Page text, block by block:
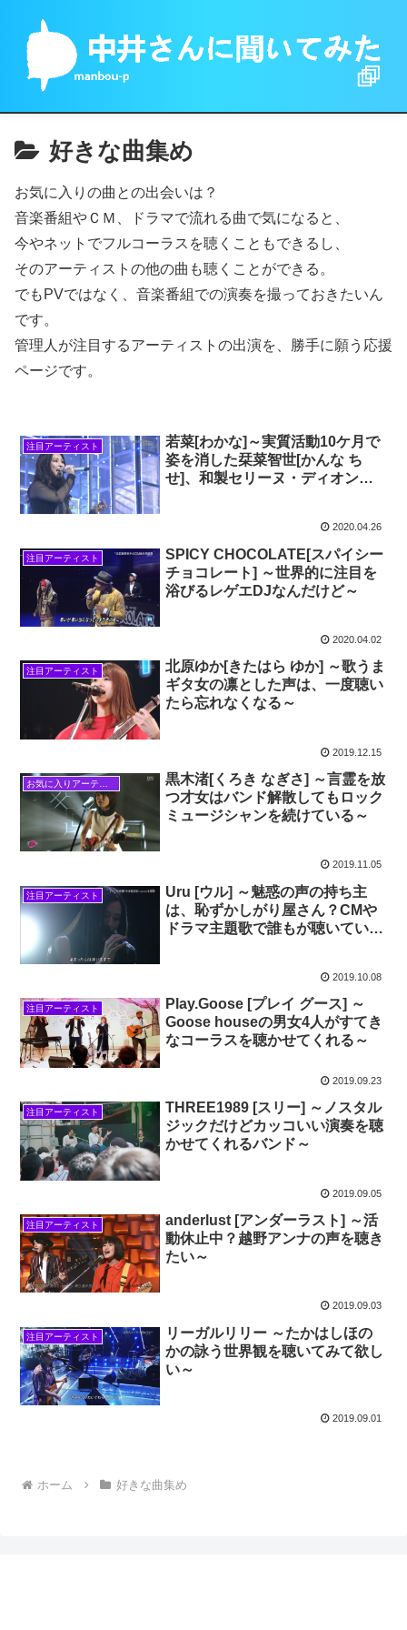
好きな曲集め
お気に入りの曲との出会いは？
音楽番組やＣＭ、ドラマで流れる曲で気になると、
今やネットでフルコーラスを聴くこともできるし、
そのアーティストの他の曲も聴くことができる。
でもPVではなく、音楽番組での演奏を撮っておきたいん
です。
管理人が注目するアーティストの出演を、勝手に願う応援
ページです。
注目アーティスト
若菜[わかな]～実質活動10ケ月で
姿を消した栞菜智世[かんな ち
せ]、和製セリーヌ・ディオンと
2020.04.26
注目アーティスト
SPICY CHOCOLATE[スパイシー
チョコレート] ～世界的に注目を
浴びるレゲエDJなんだけど～
2020.04.02
注目アーティスト
北原ゆか[きたはら ゆか] ～歌うま
ギタ女の凛とした声は、一度聴い
たら忘れなくなる～
2019.12.15
黒木渚[くろき なぎさ] ～言霊を放
つ才女はバンド解散してもロック
ミュージシャンを続けている～
2019.11.05
注目アーティスト
Uru [ウル] ～魅惑の声の持ち主
は、恥ずかしがり屋さん？CMや
ドラマ主題歌で誰もが聴いている
2019.10.08
注目アーティスト
Play.Goose [プレイ グース] ～
Goose houseの男女4人がすてき
なコーラスを聴かせてくれる～
2019.09.23
注目アーティスト
THREE1989 [スリー] ～ノスタル
ジックだけどカッコいい演奏を聴
かせてくれるバンド～
2019.09.05
注目アーティスト
anderlust [アンダーラスト] ～活
動休止中？越野アンナの声を聴き
たい～
2019.09.03
注目アーティスト
リーガルリリー ～たかはしほの
かの詠う世界観を聴いてみて欲し
い～
2019.09.01
ホーム 好きな曲集め